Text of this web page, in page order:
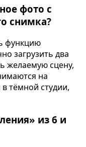
фото с
снимка?
функцию
загрузить два
желаемую сцену,
на
тёмной студии,
из 6 и